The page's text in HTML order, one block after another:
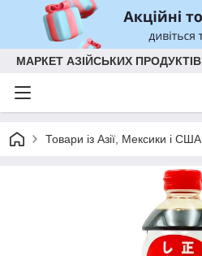
МАРКЕТ АЗІЙСЬКИХ ПРОДУКТІВ
Товари із Азії, Мексики і США